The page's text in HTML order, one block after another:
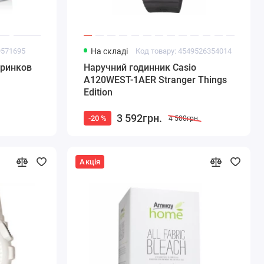
На складі Код товару: 4549526354014
Наручний годинник Casio
A120WEST-1AER Stranger Things
Edition
-20 % 3 592грн. 4 500грн.
Акція